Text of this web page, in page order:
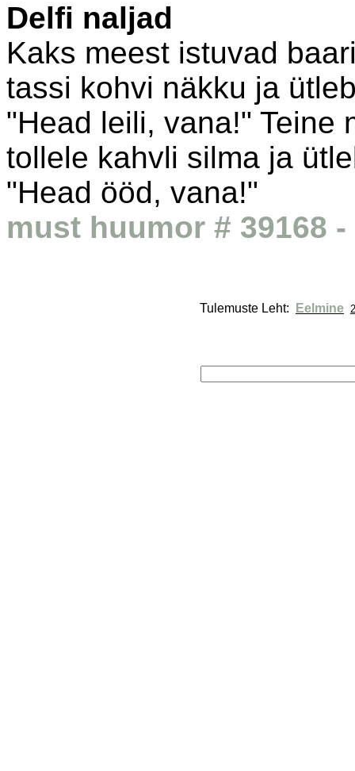
Delfi naljad
Kaks meest istuvad
tassi kohvi näkku ja
"Head leili, vana!" Teine
tollele kahvli silma ja
"Head ööd, vana!"
must huumor # 39168 -
Tulemuste Leht: Eelmine